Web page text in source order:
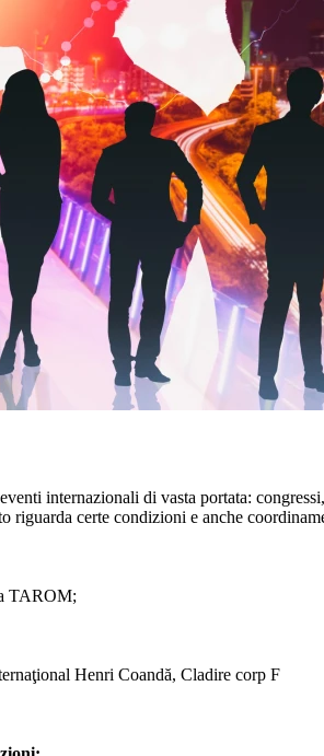
internazionali di vasta portata:
certe condizioni e anche
TAROM;
Henri Coandă, Cladire corp F